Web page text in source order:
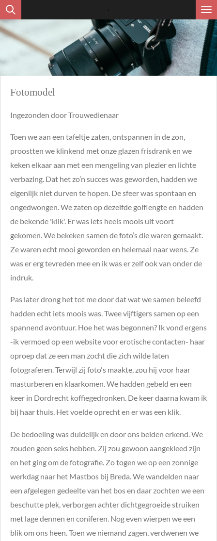
Ga
direct
naar
hoofdinhoud
Fotomodel
Ingezonden door Trouwedienaar
Toen we aan een tafeltje zaten, ontspannen in de zon,
proostten we klinkend met onze glazen frisdrank en we
keken elkaar aan met een mengeling van plezier en lichte
verbazing. Dat het zo’n succes was geworden, hadden we
eigenlijk niet durven te hopen. De sfeer was spontaan en
ongedwongen. We zaten op dezelfde golflengte en hadden
de bekende 'klik'. Er was iets heels moois uit voort
gekomen. We bekeken samen de foto’s die waren gemaakt.
Ze waren echt mooi geworden en helemaal naar wens. Ze
was er erg tevreden mee en ik was er zelf ook van onder de
indruk.
Pas later drong het tot me door dat wat we samen beleefd
hadden echt iets moois was. Twee vijftigers samen op een
spannend avontuur. Hoe het was begonnen? Ik vond ergens
-ik vermoed op een website voor erotische contacten- haar
oproep dat ze een man zocht die zich wilde laten
fotograferen. Terwijl zij foto's maakte, zou hij voor haar
masturberen en klaarkomen. We hadden gebeld en een
keer in Dordrecht koffiegedronken. De keer daarna kwam ik
bij haar thuis. Het voelde oprecht en er was een klik.
De bedoeling was duidelijk en door ons beiden erkend. We
zouden geen seks hebben. Zij zou gewoon aangekleed zijn
en het ging om de fotografie. Zo togen we op een zonnige
werkdag naar het Mastbos bij Breda. We wandelden naar
een afgelegen gedeelte van het bos en daar zochten we een
beschutte plek, verborgen achter dichtgegroeide struiken
met lage dennen en coniferen. Nog even wierpen we een
blik om ons heen. Toen we niemand zagen, verdwenen we